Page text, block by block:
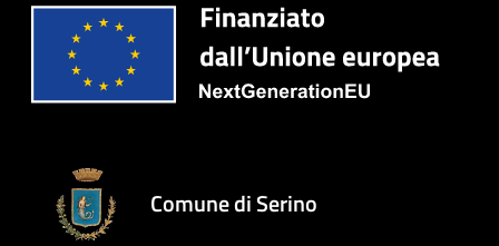
Comune di Serino